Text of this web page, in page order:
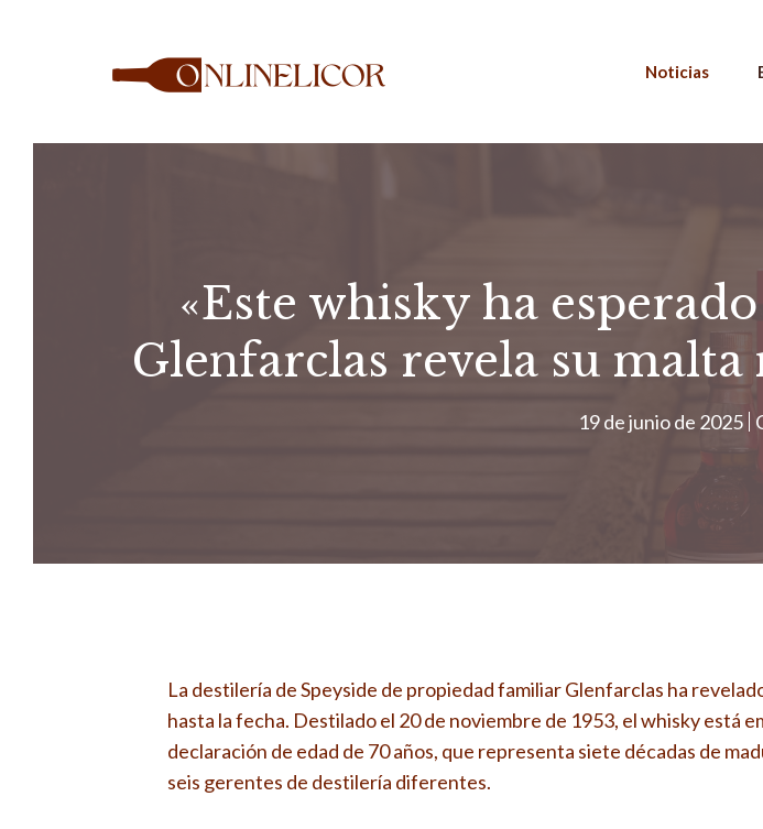
Noticias
«Este whisky ha
Glenfarclas revela su
19 de junio de 2025
La destilería de Speyside de propiedad familiar Glenfarclas ha
hasta la fecha. Destilado el 20 de noviembre de 1953, el whisky está
declaración de edad de 70 años, que representa siete décadas de
seis gerentes de destilería diferentes.